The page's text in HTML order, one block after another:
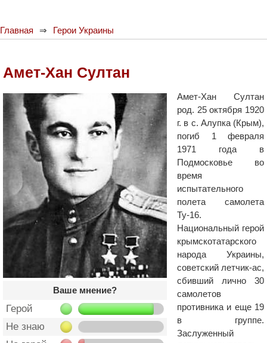
Главная Герои Украины
Амет-Хан Султан
Ваше мнение?
Герой
Не знаю
Амет-Хан Султан
род. 25 октября 1920
г. в с. Алупка (Крым),
погиб 1 февраля
1971 года в
Подмосковье во
время
испытательного
полета самолета
Ту-16.
Национальный герой
крымскотатарского
народа Украины,
советский летчик-ас,
сбивший лично 30
самолетов
противника и еще 19
в группе.
Заслуженный